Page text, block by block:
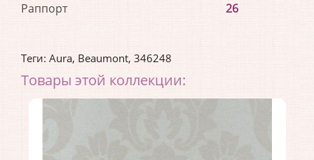
Раппорт
26
Теги: Aura, Beaumont, 346248
Товары этой коллекции: